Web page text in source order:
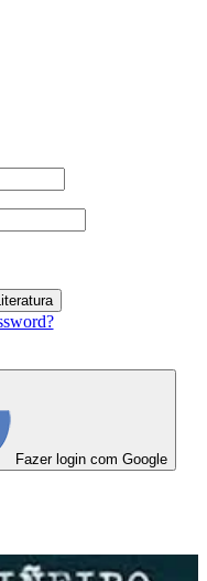
Fazer login com Google